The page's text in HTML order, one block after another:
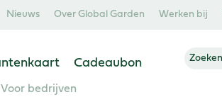
Nieuws Over Global Garden Werken bij
Cadeaubon
Voor bedrijven